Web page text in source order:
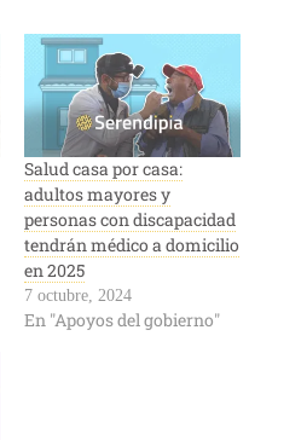
Salud casa por casa:
adultos mayores y
personas con discapacidad
tendrán médico a domicilio
en 2025
7 octubre, 2024
En "Apoyos del gobierno"